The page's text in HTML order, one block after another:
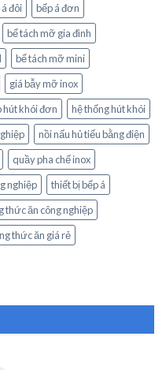
đôi
bếp á đơn
bể tách mỡ gia đình
bể tách mỡ mini
giá bẫy mỡ inox
hút khói đơn
hệ thống hút khói
nồi nấu hủ tiếu bằng điện
quầy pha chế inox
nghiệp
thiết bị bếp á
thức ăn công nghiệp
thức ăn giá rẻ